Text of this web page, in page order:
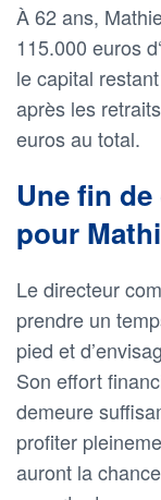
À 62 ans,
115.000 euros
le capital
après les
euros au total.
Une fin
pour
Le directeur
prendre un
pied et
Son effort
demeure
profiter
auront la